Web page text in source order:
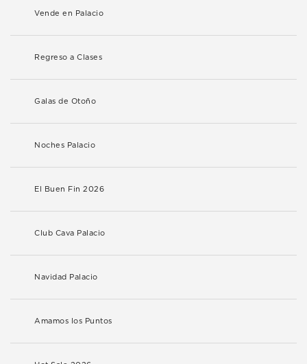
Vende en Palacio
Regreso a Clases
Galas de Otoño
Noches Palacio
El Buen Fin 2026
Club Cava Palacio
Navidad Palacio
Amamos los Puntos